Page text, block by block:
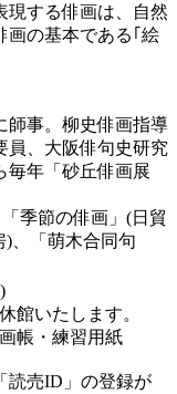
現する俳画は、自然
画の基本である｢絵
師事。柳史俳画指導
員、大阪俳句史研究
毎年「砂丘俳画展
季節の俳画」(日貿
)、「萌木合同句
館いたします。
帳・練習用紙
読売ID」の登録が